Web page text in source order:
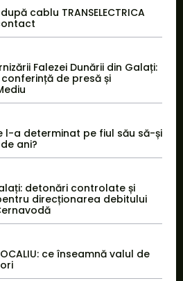
cablu TRANSELECTRICA
Falezei Dunării din Galați:
conferință de presă și
l-a determinat pe fiul său să-și
ani?
detonări controlate și
direcționarea debitului
ce înseamnă valul de